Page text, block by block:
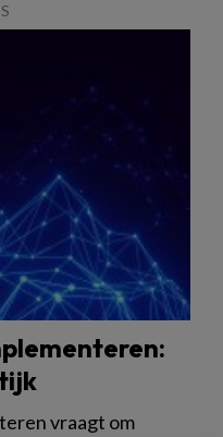
vraagt om